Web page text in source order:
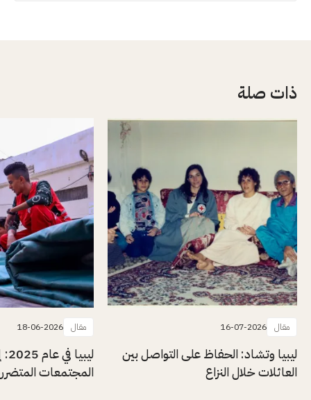
ذات صلة
مقال 16-07-2026
ليبيا وتشاد: الحفاظ على التواصل بين
العائلات خلال النزاع
مقال 18-06-2026
المجتمعات